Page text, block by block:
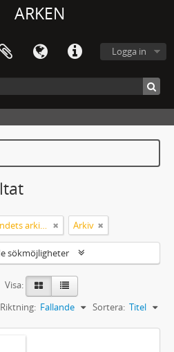
ARKEN
Logga in
Svenska humanistiska förbundets arkiv: handlingar 2003-2012 Arkiv
sökmöjligheter
Visa:
Sortera: Titel
Riktning: Fallande